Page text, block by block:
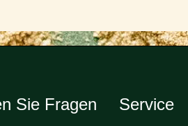
Sie Fragen
Service